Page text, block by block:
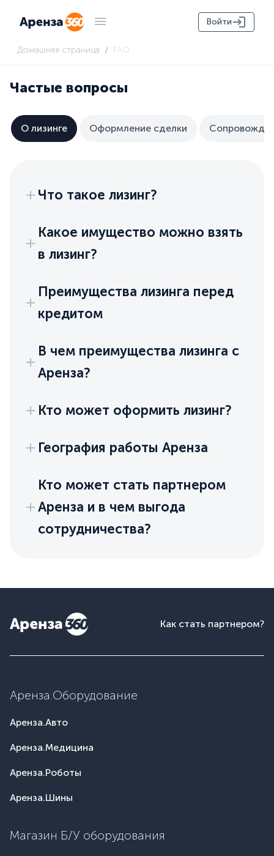
Войти
Домашняя страница / FAQ
Частые вопросы
О лизинге Оформление сделки
Что такое лизинг?
Какое имущество можно взять
в лизинг?
Преимущества лизинга перед
кредитом
В чем преимущества лизинга с
Аренза?
Кто может оформить лизинг?
География работы Аренза
Кто может стать партнером
Аренза и в чем выгода
сотрудничества?
Как стать партнером?
Аренза.Оборудование
Аренза.Авто
Аренза.Медицина
Аренза.Роботы
Аренза.Шины
Магазин Б/У оборудования